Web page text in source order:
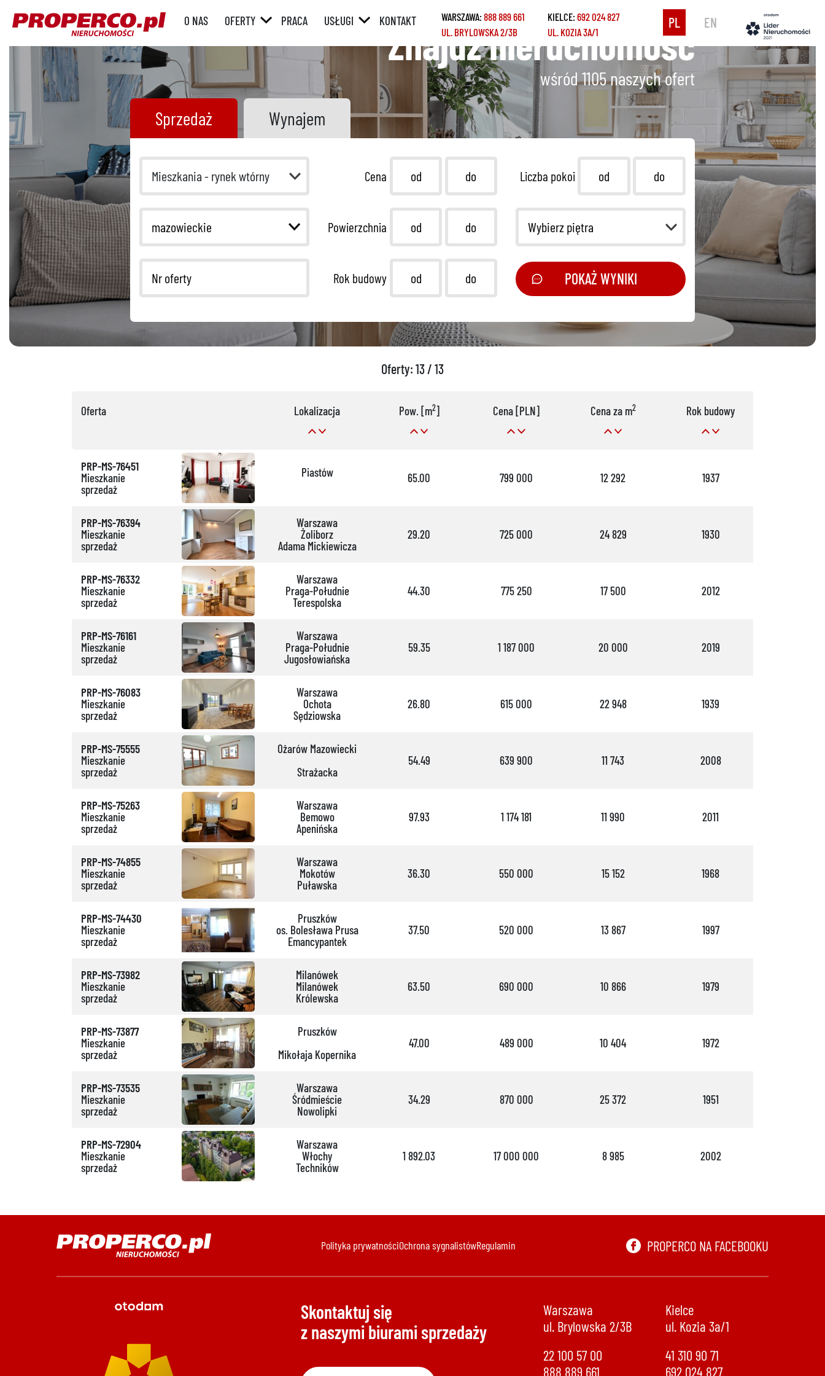
O NAS OFERTY
RYNEK
PRACA USŁUGI
W SPRZEDAŻY /
POŚREDNICTWO
W ZAKUPIE /
NAJMIE
HOME STAGING
KONTAKT WARSZAWA:888 889 661
UL. BRYLOWSKA 2/3B
KIELCE:692 024 827
UL. KOZIA 3A/1
PL EN
Znajdź nieruchomość
wśród 1105naszych ofert
Sprzedaż
Wynajem
Mieszkania - rynek wtórny Cena
Powierzchnia
Rok budowy
Liczba pokoi
Wybierz piętra
POKAŻ WYNIKI
Oferty: 13 / 13
Oferta Lokalizacja Pow. [m2] Cena [PLN] Cena za m2 Rok budowy
PRP-MS-76451
Mieszkanie
sprzedaż
Piastów 65.00 799 000 12 292 1937
PRP-MS-76394
Mieszkanie
sprzedaż
Warszawa
Żoliborz
Adama Mickiewicza
29.20 725 000 24 829 1930
PRP-MS-76332
Mieszkanie
sprzedaż
Warszawa
Praga-Południe
Terespolska
44.30 775 250 17 500 2012
PRP-MS-76161
Mieszkanie
sprzedaż
Warszawa
Praga-Południe
Jugosłowiańska
59.35 1 187 000 20 000 2019
PRP-MS-76083
Mieszkanie
sprzedaż
Warszawa
Ochota
Sędziowska
26.80 615 000 22 948 1939
PRP-MS-75555
Mieszkanie
sprzedaż
Ożarów Mazowiecki
Strażacka
54.49 639 900 11 743 2008
PRP-MS-75263
Mieszkanie
sprzedaż
Warszawa
Bemowo
Apenińska
97.93 1 174 181 11 990 2011
PRP-MS-74855
Mieszkanie
sprzedaż
Warszawa
Mokotów
Puławska
36.30 550 000 15 152 1968
PRP-MS-74430
Mieszkanie
sprzedaż
Pruszków
os. Bolesława Prusa
Emancypantek
37.50 520 000 13 867 1997
PRP-MS-73982
Mieszkanie
sprzedaż
Milanówek
Milanówek
Królewska
63.50 690 000 10 866 1979
PRP-MS-73877
Mieszkanie
sprzedaż
Pruszków
Mikołaja Kopernika
47.00 489 000 10 404 1972
PRP-MS-73535
Mieszkanie
sprzedaż
Warszawa
Śródmieście
Nowolipki
34.29 870 000 25 372 1951
PRP-MS-72904
Mieszkanie
sprzedaż
Warszawa
Włochy
Techników
1 892.03 17 000 000 8 985 2002
Polityka prywatnościOchrona sygnalistówRegulamin PROPERCO NA FACEBOOKU
Skontaktuj się
z naszymi biurami sprzedaży
Warszawa
ul. Brylowska 2/3B
22 100 57 00
888 889 661
Kielce
ul. Kozia 3a/1
41 310 90 71
692 024 827